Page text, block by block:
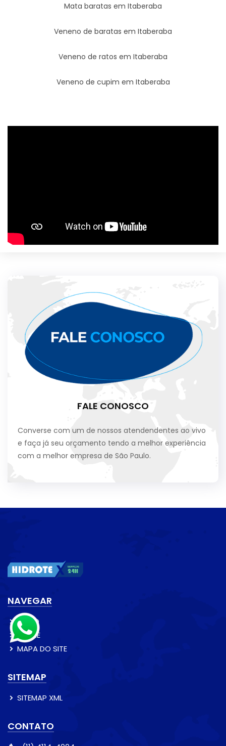
Mata baratas em Itaberaba
Veneno de baratas em Itaberaba
Veneno de ratos em Itaberaba
Veneno de cupim em Itaberaba
FALE CONOSCO
Converse com um de nossos atendendentes ao vivo
e faça já seu orçamento tendo a melhor experiência
com a melhor empresa de São Paulo.
NAVEGAR
INÍCIO
SOBRE
MAPA DO SITE
SITEMAP
SITEMAP XML
CONTATO